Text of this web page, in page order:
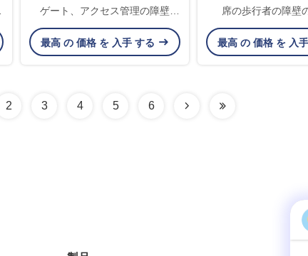
ゲート、アクセス管理の障壁
SUS304の腕材料
最高 の 価格 を 入手 する
席の歩行者の障壁
最高 の 価格 を 入
2 3 4 5 6